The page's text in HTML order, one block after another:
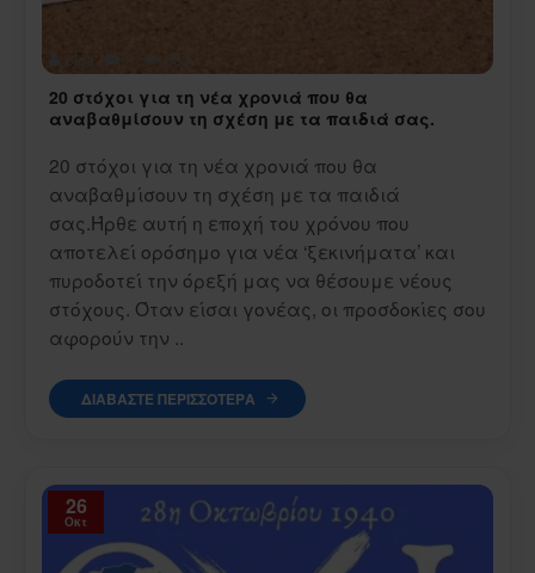
olga
20 στόχοι για τη νέα χρονιά που θα
αναβαθμίσουν τη σχέση με τα παιδιά σας.
20 στόχοι για τη νέα χρονιά που θα
αναβαθμίσουν τη σχέση με τα παιδιά
σας.Ήρθε αυτή η εποχή του χρόνου που
αποτελεί ορόσημο για νέα ‘ξεκινήματα’ και
πυροδοτεί την όρεξή μας να θέσουμε νέους
στόχους. Όταν είσαι γονέας, οι προσδοκίες σου
αφορούν την ..
ΔΙΑΒΆΣΤΕ ΠΕΡΙΣΣΌΤΕΡΑ
26
Οκτ